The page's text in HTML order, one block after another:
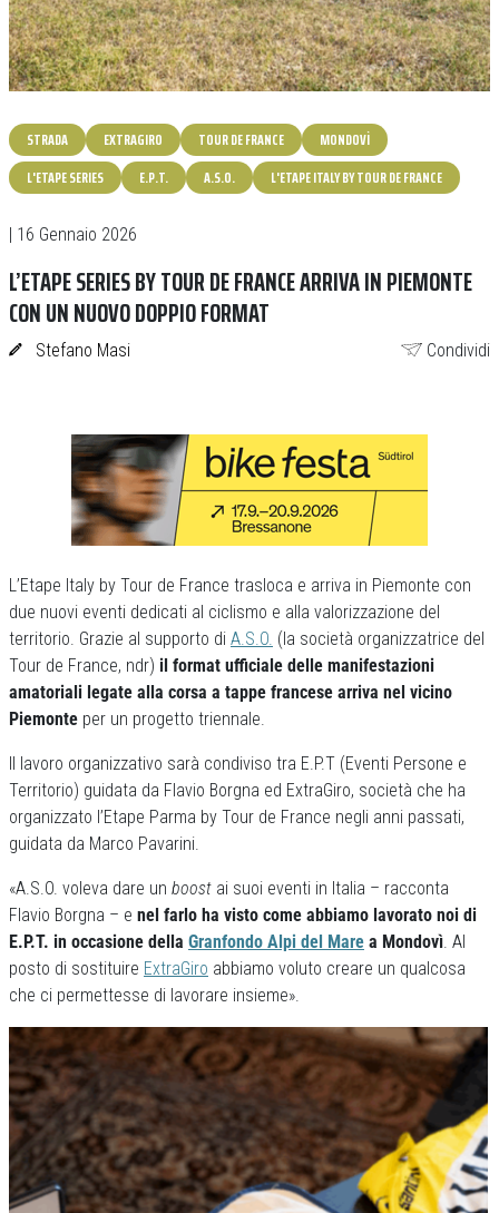
STRADA EXTRAGIRO TOUR DE FRANCE
MONDOVÌ
L'ETAPE SERIES
E.P.T. A.S.O. L'ETAPE ITALY BY TOUR DE FRANCE
| 16 Gennaio 2026
L’ETAPE SERIES BY TOUR DE FRANCE ARRIVA IN PIEMONTE
CON UN NUOVO DOPPIO FORMAT
Stefano Masi Condividi
L’Etape Italy by Tour de France trasloca e arriva in Piemonte con
due nuovi eventi dedicati al ciclismo e alla valorizzazione del
territorio. Grazie al supporto di A.S.O. (la società organizzatrice del
Tour de France, ndr) il format ufficiale delle manifestazioni
amatoriali legate alla corsa a tappe francese arriva nel vicino
Piemonte per un progetto triennale.
Il lavoro organizzativo sarà condiviso tra E.P.T (Eventi Persone e
Territorio) guidata da Flavio Borgna ed ExtraGiro, società che ha
organizzato l’Etape Parma by Tour de France negli anni passati,
guidata da Marco Pavarini.
«A.S.O. voleva dare un boost ai suoi eventi in Italia – racconta
Flavio Borgna – e nel farlo ha visto come abbiamo lavorato noi di
E.P.T. in occasione della Granfondo Alpi del Mare a Mondovì. Al
posto di sostituire ExtraGiro abbiamo voluto creare un qualcosa
che ci permettesse di lavorare insieme».